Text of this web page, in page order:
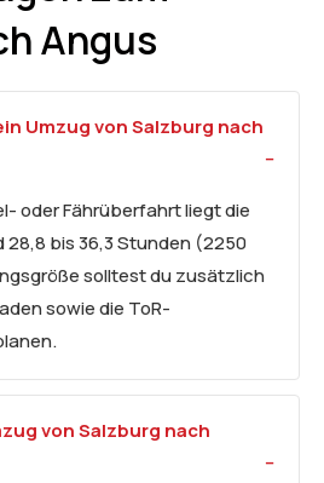
Angus
Umzug von Salzburg nach
oder Fährüberfahrt liegt die
bis 36,3 Stunden (2250
solltest du zusätzlich
sowie die ToR-
von Salzburg nach